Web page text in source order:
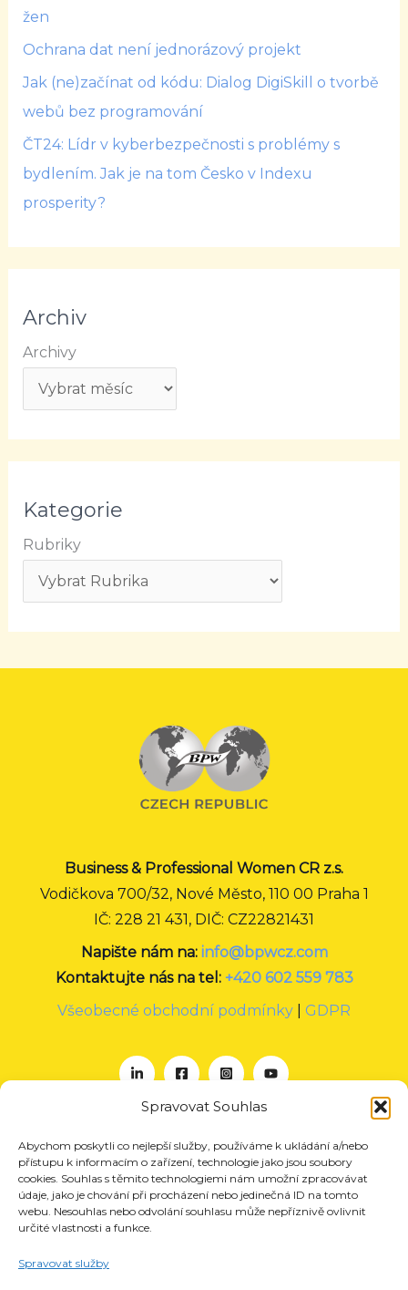
Spravovat Souhlas
Abychom poskytli co nejlepší služby, používáme k ukládání a/nebo
přístupu k informacím o zařízení, technologie jako jsou soubory
cookies. Souhlas s těmito technologiemi nám umožní zpracovávat
údaje, jako je chování při procházení nebo jedinečná ID na tomto
webu. Nesouhlas nebo odvolání souhlasu může nepříznivě ovlivnit
určité vlastnosti a funkce.
Spravovat služby
žen
Ochrana dat není jednorázový projekt
Jak (ne)začínat od kódu: Dialog DigiSkill o tvorbě
webů bez programování
ČT24: Lídr v kyberbezpečnosti s problémy s
bydlením. Jak je na tom Česko v Indexu
prosperity?
Archiv
Archivy
Kategorie
Rubriky
Business & Professional Women CR z.s.
Vodičkova 700/32, Nové Město, 110 00 Praha 1
IČ: 228 21 431, DIČ: CZ22821431
Napište nám na: info@bpwcz.com
Kontaktujte nás na tel: +420 602 559 783
Všeobecné obchodní podmínky
GDPR
O nás
Projekty
Členství